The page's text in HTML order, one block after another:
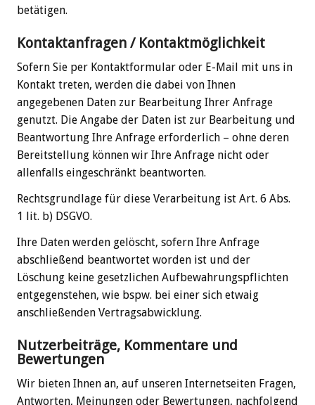
betätigen.
Kontaktanfragen / Kontaktmöglichkeit
Sofern Sie per Kontaktformular oder E-Mail mit uns in
Kontakt treten, werden die dabei von Ihnen
angegebenen Daten zur Bearbeitung Ihrer Anfrage
genutzt. Die Angabe der Daten ist zur Bearbeitung und
Beantwortung Ihre Anfrage erforderlich – ohne deren
Bereitstellung können wir Ihre Anfrage nicht oder
allenfalls eingeschränkt beantworten.
Rechtsgrundlage für diese Verarbeitung ist Art. 6 Abs.
1 lit. b) DSGVO.
Ihre Daten werden gelöscht, sofern Ihre Anfrage
abschließend beantwortet worden ist und der
Löschung keine gesetzlichen Aufbewahrungspflichten
entgegenstehen, wie bspw. bei einer sich etwaig
anschließenden Vertragsabwicklung.
Nutzerbeiträge, Kommentare und
Bewertungen
Wir bieten Ihnen an, auf unseren Internetseiten Fragen,
Antworten, Meinungen oder Bewertungen, nachfolgend